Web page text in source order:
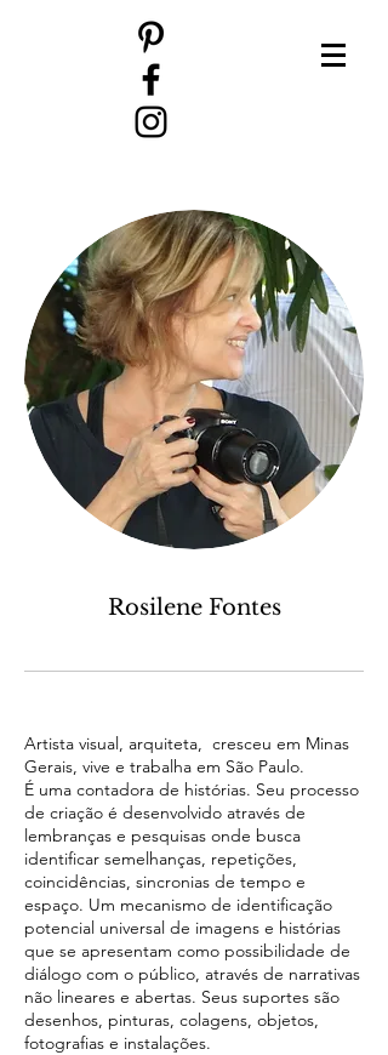
Rosilene Fontes
Artista visual, arquiteta, cresceu em Minas
Gerais, vive e trabalha em São Paulo.
É uma contadora de histórias. Seu processo
de criação é desenvolvido através de
lembranças e pesquisas onde busca
identificar semelhanças, repetições,
coincidências, sincronias de tempo e
espaço. Um mecanismo de identificação
potencial universal de imagens e histórias
que se apresentam como possibilidade de
diálogo com o público, através de narrativas
não lineares e abertas. Seus suportes são
desenhos, pinturas, colagens, objetos,
fotografias e instalações.